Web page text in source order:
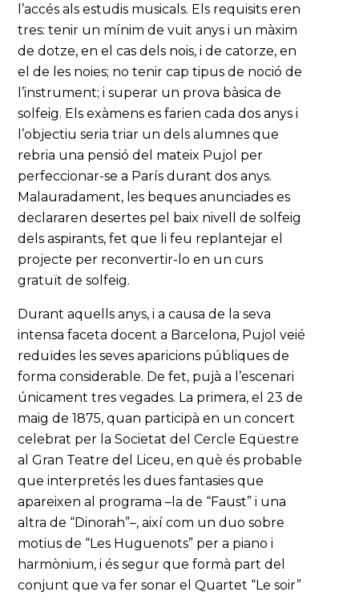
l’accés als estudis musicals. Els requisits eren
tres: tenir un mínim de vuit anys i un màxim
de dotze, en el cas dels nois, i de catorze, en
el de les noies; no tenir cap tipus de noció de
l’instrument; i superar un prova bàsica de
solfeig. Els exàmens es farien cada dos anys i
l’objectiu seria triar un dels alumnes que
rebria una pensió del mateix Pujol per
perfeccionar-se a París durant dos anys.
Malauradament, les beques anunciades es
declararen desertes pel baix nivell de solfeig
dels aspirants, fet que li feu replantejar el
projecte per reconvertir-lo en un curs
gratuït de solfeig.
Durant aquells anys, i a causa de la seva
intensa faceta docent a Barcelona, Pujol veié
reduïdes les seves aparicions públiques de
forma considerable. De fet, pujà a l’escenari
únicament tres vegades. La primera, el 23 de
maig de 1875, quan participà en un concert
celebrat per la Societat del Cercle Eqüestre
al Gran Teatre del Liceu, en què és probable
que interpretés les dues fantasies que
apareixen al programa –la de “Faust” i una
altra de “Dinorah”–, així com un duo sobre
motius de “Les Huguenots” per a piano i
harmònium, i és segur que formà part del
conjunt que va fer sonar el Quartet “Le soir”